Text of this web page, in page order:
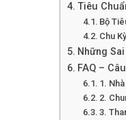
Tiêu
Bộ
Chu
Những
FAQ –
1.
2.
3.